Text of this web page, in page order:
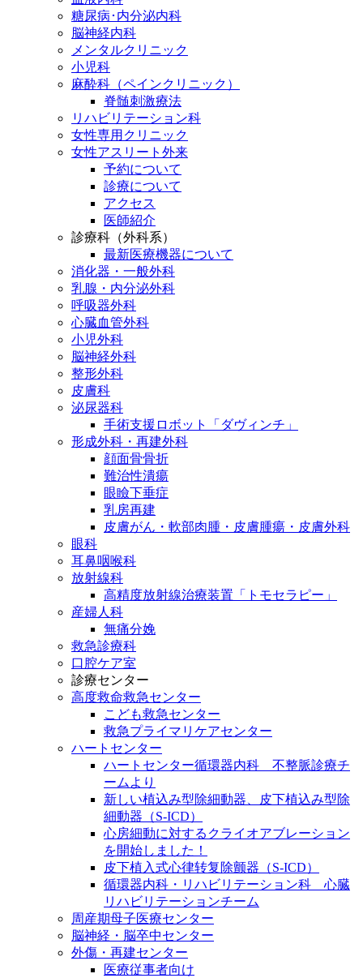
糖尿病･内分泌内科
脳神経内科
メンタルクリニック
小児科
麻酔科（ペインクリニック）
脊髄刺激療法
リハビリテーション科
女性専用クリニック
女性アスリート外来
予約について
診療について
アクセス
医師紹介
診療科（外科系）
最新医療機器について
消化器・一般外科
乳腺・内分泌外科
呼吸器外科
心臓血管外科
小児外科
脳神経外科
整形外科
皮膚科
泌尿器科
手術支援ロボット「ダヴィンチ」
形成外科・再建外科
顔面骨骨折
難治性潰瘍
眼瞼下垂症
乳房再建
皮膚がん・軟部肉腫・皮膚腫瘍・皮膚外科
眼科
耳鼻咽喉科
放射線科
高精度放射線治療装置「トモセラピー」
産婦人科
無痛分娩
救急診療科
口腔ケア室
診療センター
高度救命救急センター
こども救急センター
救急プライマリケアセンター
ハートセンター
ハートセンター循環器内科 不整脈診療チ
ームより
新しい植込み型除細動器、皮下植込み型除
細動器（S-ICD）
心房細動に対するクライオアブレーション
を開始しました！
皮下植入式心律转复除颤器（S-ICD）
循環器内科・リハビリテーション科 心臓
リハビリテーションチーム
周産期母子医療センター
脳神経・脳卒中センター
外傷・再建センター
医療従事者向け